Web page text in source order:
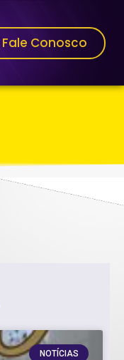
Fale Conosco
NOTÍCIAS